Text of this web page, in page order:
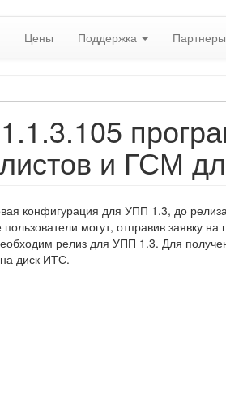
Цены Поддержка Партнеры
и ГСМ
конфигурация для УПП 1.3, до
могут, отправив заявку
релиз для УПП 1.3. Для
диск ИТС.